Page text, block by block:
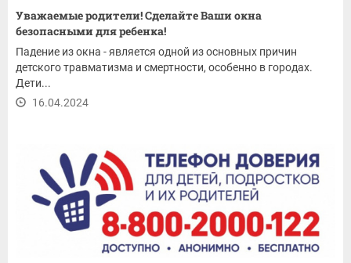
Уважаемые родители! Сделайте Ваши окна
безопасными для ребенка!
Падение из окна - является одной из основных причин
детского травматизма и смертности, особенно в городах.
Дети...
16.04.2024